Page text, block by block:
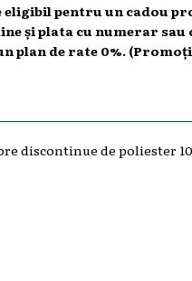
eligibil pentru un cadou
și plata cu numerar
plan de rate 0%.
discontinue de poliester